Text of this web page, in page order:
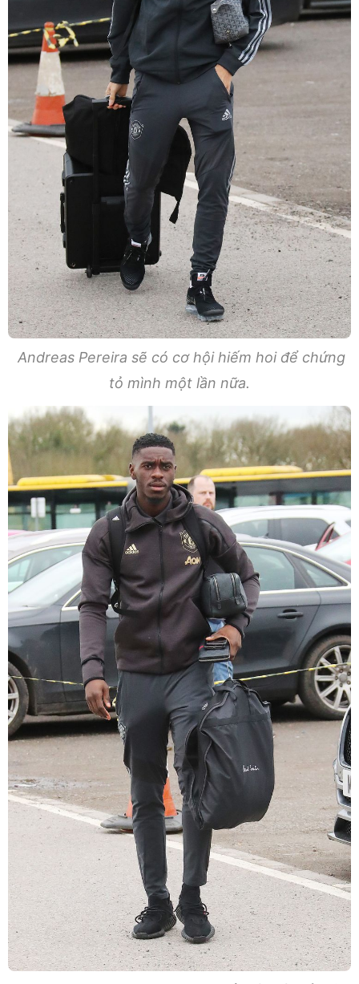
Andreas Pereira sẽ có cơ hội hiếm hoi để chứng
tỏ mình một lần nữa.